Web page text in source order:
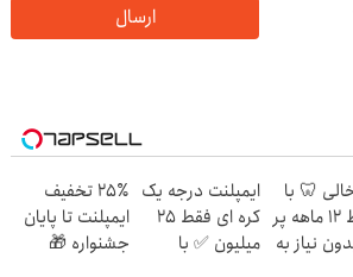
ارسال
🦷 با
اقساط 12 ماهه پر
نیاز به
ایمپلنت درجه یک
کره ای فقط 25
میلیون ✅ با
۲۵٪ تخفیف
ایمپلنت تا پایان
جشنواره 🎁